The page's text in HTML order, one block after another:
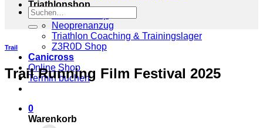
Triathlonshop
Triathlonshop
Neoprenanzug
Triathlon Coaching & Trainingslager
Z3R0D Shop
Canicross
Online Shop
Termin buchen
0
Warenkorb
Suchen
nach:
Trail
Trail Running Film Festival 2025